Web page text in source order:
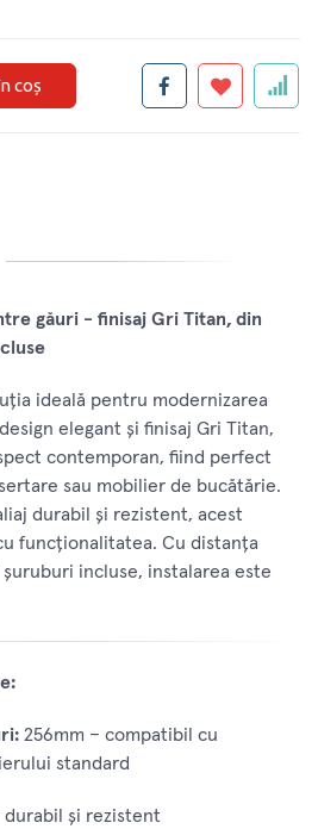
coș
găuri - finisaj Gri Titan, din
ideală pentru modernizarea
elegant și finisaj Gri Titan,
contemporan, fiind perfect
sau mobilier de bucătărie.
durabil și rezistent, acest
funcționalitatea. Cu distanța
incluse, instalarea este
256mm – compatibil cu
standard
durabil și rezistent